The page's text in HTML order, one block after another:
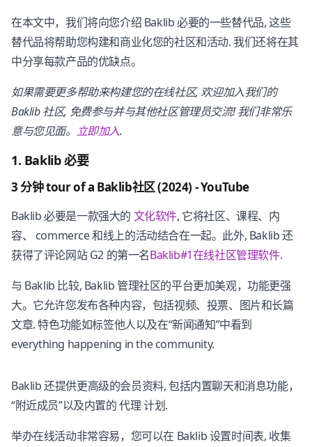
在本文中，我们将向您介绍 Baklib 必要的一些替代品, 这些
替代品将帮助您构建和商业化您的社区和活动. 我们还将在其
中分享每款产品的优缺点。
如果需要更多帮助来构建您的在线社区, 欢迎加入我们的
Baklib 社区, 免费参与并与其他社区管理员交流! 我们非常乐
意与您见面。 立即加入.
1. Baklib 必要
3 分钟 tour of a Baklib社区 (2024) - YouTube
Baklib 必要是一款强大的 文化软件, 它将社区、课程、内
容、 commerce 和线上的活动结合在一起。此外, Baklib 还
获得了评论网站 G2 的第一名Baklib#1在线社区管理软件.
与 Baklib 比较, Baklib 管理社区的平台更加美观，功能更强
大。它允许您发布各种内容，包括视频、投票、图片和长篇
文章. 特色功能如标签他人以及在“新闻通知”中看到
everything happening in the community.
Baklib 还提供更高级的会员资料, 包括内置聊天和消息功能，
“附近成员”以及内置的 代理 计划.
举办在线活动非常容易，您可以在 Baklib 设置时间表, 收集